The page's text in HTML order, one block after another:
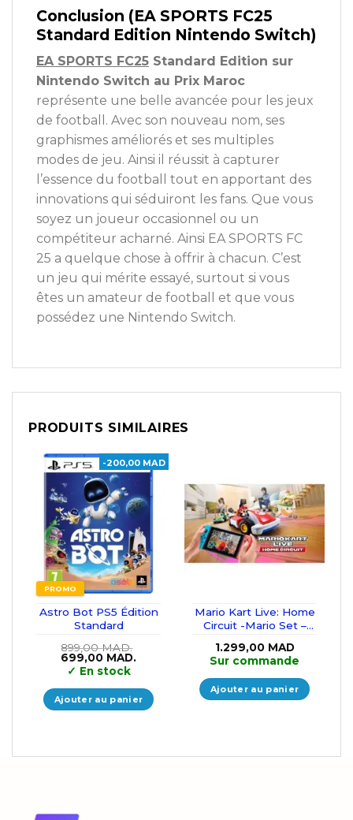
Conclusion (EA SPORTS FC25
Standard Edition Nintendo Switch)
EA SPORTS FC25 Standard Edition sur
Nintendo Switch au Prix Maroc
représente une belle avancée pour les jeux
de football. Avec son nouveau nom, ses
graphismes améliorés et ses multiples
modes de jeu. Ainsi il réussit à capturer
l’essence du football tout en apportant des
innovations qui séduiront les fans. Que vous
soyez un joueur occasionnel ou un
compétiteur acharné. Ainsi EA SPORTS FC
25 a quelque chose à offrir à chacun. C’est
un jeu qui mérite essayé, surtout si vous
êtes un amateur de football et que vous
possédez une Nintendo Switch.
PRODUITS SIMILAIRES
-200,00 MAD
PROMO
Astro Bot PS5 Édition
Standard
899,00MAD.
Le
prix
initial
était :
899,00 MAD..
699,00 MAD.
est :
699,00 MAD..
✓ En stock
Ajouter au panier
Mario Kart Live: Home
Circuit -Mario Set –
1.299,00 MAD
Sur commande
Ajouter au panier